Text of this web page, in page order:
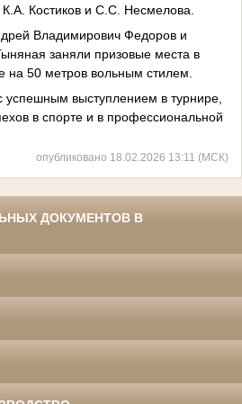
Костиков и С.С. Несмелова.
Владимирович Федоров и
заняли призовые места в
на 50 метров вольным стилем.
выступлением в турнире,
в спорте и в профессиональной
опубликовано 18.02.2026 13:11 (МСК)
ДОКУМЕНТОВ В